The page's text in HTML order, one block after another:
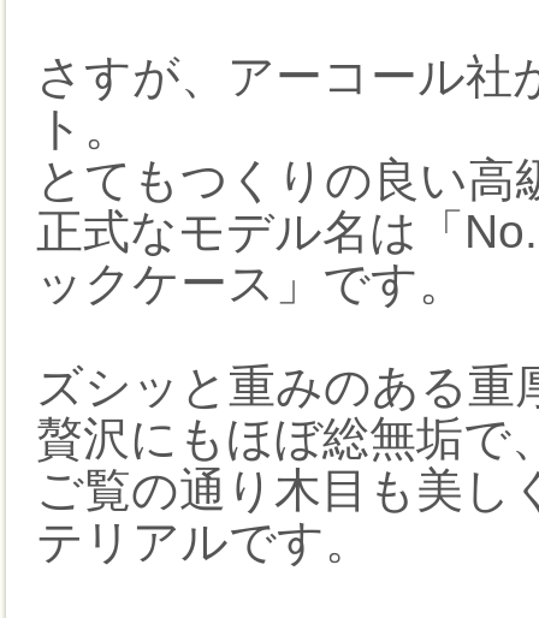
さすが、アーコール社
ト。
とてもつくりの良い高
正式なモデル名は「
ックケース」です。
ズシッと重みのある重
贅沢にもほぼ総無垢で
ご覧の通り木目も美し
テリアルです。